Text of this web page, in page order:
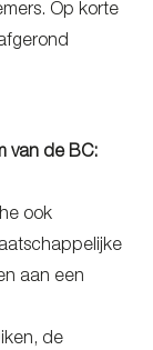
Op korte
van de BC:
ook
aan een
de